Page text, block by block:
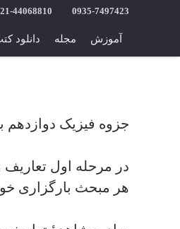
0935-7497423
44068810
آموزش مجله دانلود
جزوه فیزیک
در مرحله اول
هر مبحث بارگزاری